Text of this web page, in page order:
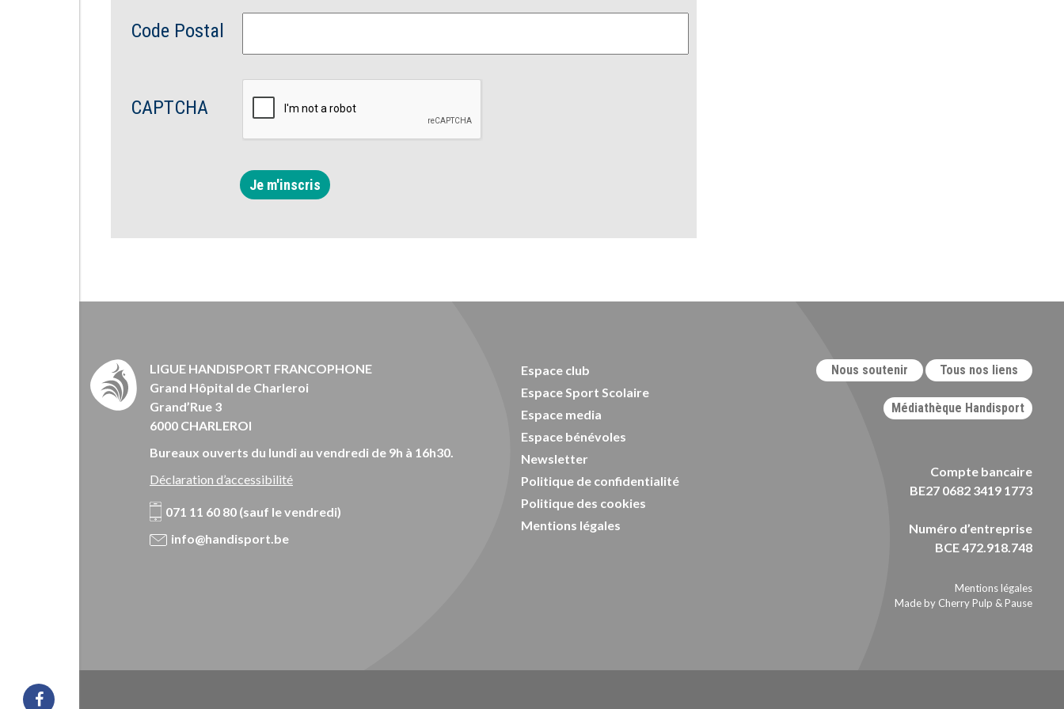
Code Postal
CAPTCHA
Je m'inscris
LIGUE HANDISPORT FRANCOPHONE
Grand Hôpital de Charleroi
Grand’Rue 3
6000 CHARLEROI
Bureaux ouverts du lundi au vendredi de 9h à 16h30.
Déclaration d’accessibilité
071 11 60 80 (sauf le vendredi)
info@handisport.be
Espace club
Espace Sport Scolaire
Espace media
Espace bénévoles
Newsletter
Politique de confidentialité
Politique des cookies
Mentions légales
Nous soutenir Tous nos liens
Médiathèque Handisport
Compte bancaire
BE27 0682 3419 1773
Numéro d’entreprise
BCE 472.918.748
Mentions légales
Made by Cherry Pulp & Pause